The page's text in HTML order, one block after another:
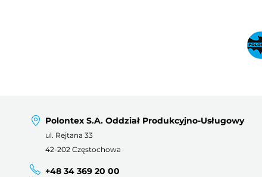
Polontex S.A. Oddział Produkcyjno-Usługowy
ul. Rejtana 33
42-202 Częstochowa
+48 34 369 20 00